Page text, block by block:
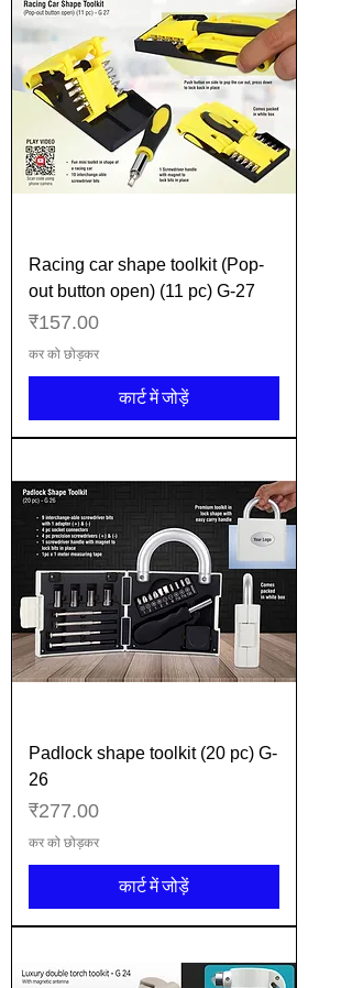
Racing car shape toolkit (Pop-
out button open) (11 pc) G-27
मूल्य
₹157.00
कर को छोड़कर
कार्ट में जोड़ें
Padlock shape toolkit (20 pc) G-
26
मूल्य
₹277.00
कर को छोड़कर
कार्ट में जोड़ें